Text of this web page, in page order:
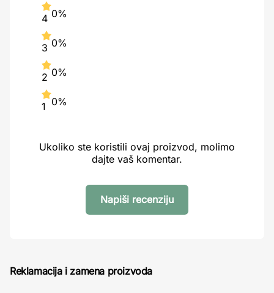
4 0%
3 0%
2 0%
1 0%
Ukoliko ste koristili ovaj proizvod, molimo
dajte vaš komentar.
Napiši recenziju
Reklamacija i zamena proizvoda